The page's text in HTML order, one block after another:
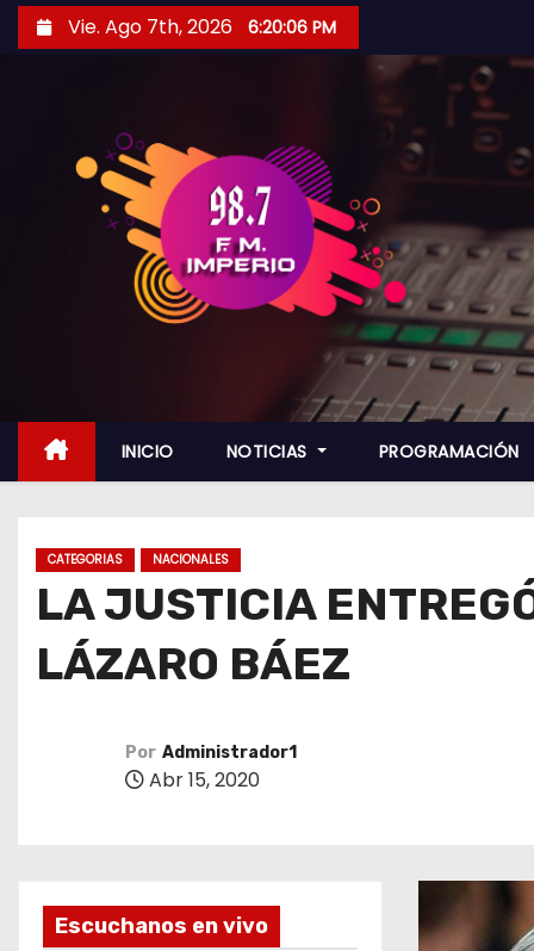
i
Vie. Ago 7th, 2026 6:20:07 PM
INICIO NOTICIAS PROGRAMACIÓN
CATEGORIAS NACIONALES
LA JUSTICIA
LÁZARO BÁEZ
Por Administrador1
Abr 15, 2020
Escuchanos en vivo